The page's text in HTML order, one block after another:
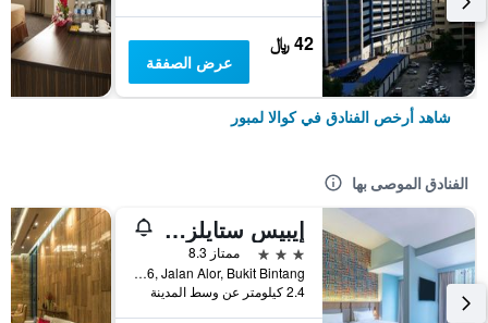
42 ﷼
عرض الصفقة
شاهد أرخص الفنادق في كوالا لمبور
الفنادق الموصى بها
إيبيس ستايلز كوالا لمبور بوكيت بينتانج
3 نجوم
ممتاز 8.3
No.16, Jalan Alor, Bukit Bintang, كوالا لمبور, ماليزيا
2.4 كيلومتر عن وسط المدينة